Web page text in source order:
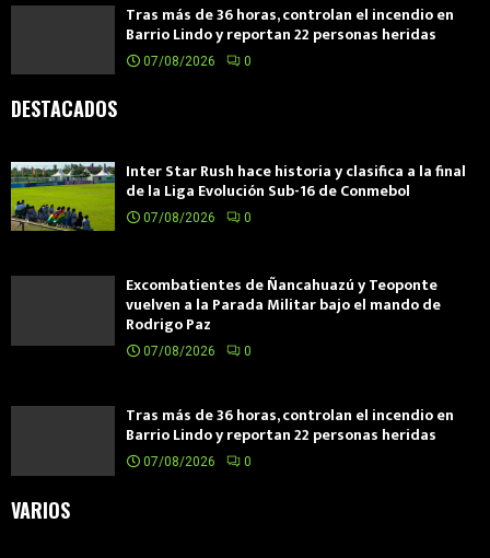
Tras más de 36 horas, controlan el incendio en
Barrio Lindo y reportan 22 personas heridas
07/08/2026 0
DESTACADOS
Inter Star Rush hace historia y clasifica a la final
de la Liga Evolución Sub-16 de Conmebol
07/08/2026 0
Excombatientes de Ñancahuazú y Teoponte
vuelven a la Parada Militar bajo el mando de
Rodrigo Paz
07/08/2026 0
Tras más de 36 horas, controlan el incendio en
Barrio Lindo y reportan 22 personas heridas
07/08/2026 0
VARIOS